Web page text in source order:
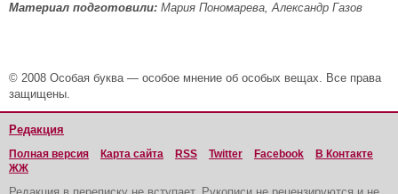
Материал подготовили: Мария Пономарева, Александр Газов
© 2008 Особая буква — особое мнение об особых вещах. Все права
защищены.
Редакция
Полная версия Карта сайта RSS Twitter Facebook
В Контакте
ЖЖ